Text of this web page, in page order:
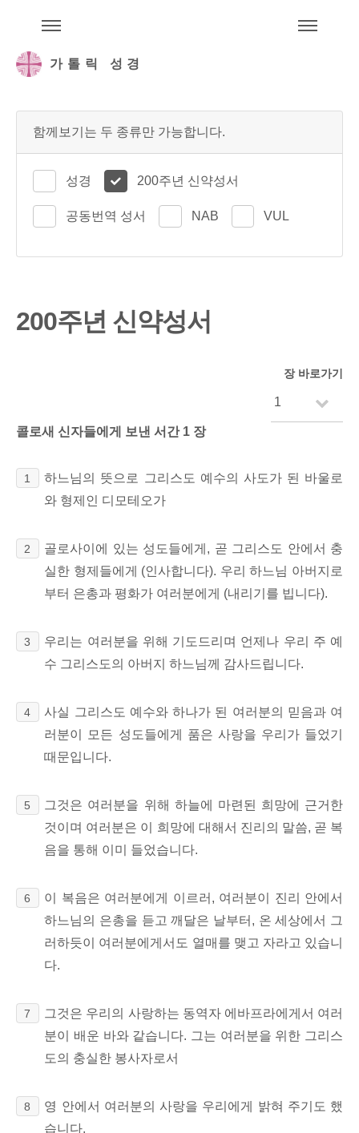
가톨릭 성경
함께보기는 두 종류만 가능합니다.
성경 200주년 신약성서
공동번역 성서 NAB VUL
200주년 신약성서
장 바로가기
콜로새 신자들에게 보낸 서간 1 장
1
하느님의 뜻으로 그리스도 예수의 사도가 된 바울로
와 형제인 디모테오가
2
골로사이에 있는 성도들에게, 곧 그리스도 안에서 충
실한 형제들에게 (인사합니다). 우리 하느님 아버지로
부터 은총과 평화가 여러분에게 (내리기를 빕니다).
3
우리는 여러분을 위해 기도드리며 언제나 우리 주 예
수 그리스도의 아버지 하느님께 감사드립니다.
4
사실 그리스도 예수와 하나가 된 여러분의 믿음과 여
러분이 모든 성도들에게 품은 사랑을 우리가 들었기
때문입니다.
5
그것은 여러분을 위해 하늘에 마련된 희망에 근거한
것이며 여러분은 이 희망에 대해서 진리의 말씀, 곧 복
음을 통해 이미 들었습니다.
6
이 복음은 여러분에게 이르러, 여러분이 진리 안에서
하느님의 은총을 듣고 깨달은 날부터, 온 세상에서 그
러하듯이 여러분에게서도 열매를 맺고 자라고 있습니
다.
7
그것은 우리의 사랑하는 동역자 에바프라에게서 여러
분이 배운 바와 같습니다. 그는 여러분을 위한 그리스
도의 충실한 봉사자로서
8
영 안에서 여러분의 사랑을 우리에게 밝혀 주기도 했
습니다.